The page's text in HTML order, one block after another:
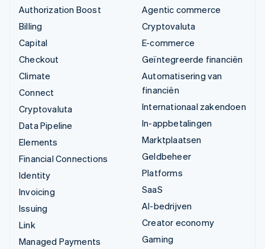
Authorization Boost
Billing
Capital
Checkout
Climate
Connect
Cryptovaluta
Data Pipeline
Elements
Financial Connections
Identity
Invoicing
Issuing
Link
Managed Payments
Agentic commerce
Cryptovaluta
E-commerce
Geïntegreerde financiën
Automatisering van
financiën
Internationaal zakendoen
In-appbetalingen
Marktplaatsen
Geldbeheer
Platforms
SaaS
AI-bedrijven
Creator economy
Gaming